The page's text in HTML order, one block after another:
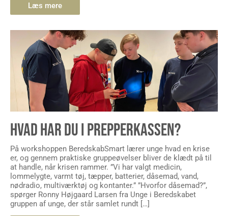
Læs mere
HVAD HAR DU I PREPPERKASSEN?
På workshoppen BeredskabSmart lærer unge hvad en krise
er, og gennem praktiske gruppeøvelser bliver de klædt på til
at handle, når krisen rammer. ”Vi har valgt medicin,
lommelygte, varmt tøj, tæpper, batterier, dåsemad, vand,
nødradio, multiværktøj og kontanter.” ”Hvorfor dåsemad?”,
spørger Ronny Højgaard Larsen fra Unge i Beredskabet
gruppen af unge, der står samlet rundt […]